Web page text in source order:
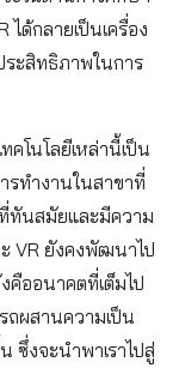
ด้กลายเป็นเครื่อง
ะสิทธิภาพในการ
คโนโลยีเหล่านี้เป็น
รทำงานในสาขาที่
ทันสมัยและมีความ
VR ยังคงพัฒนาไป
คืออนาคตที่เต็มไป
ถผสานความเป็น
ซึ่งจะนำพาเราไปสู่